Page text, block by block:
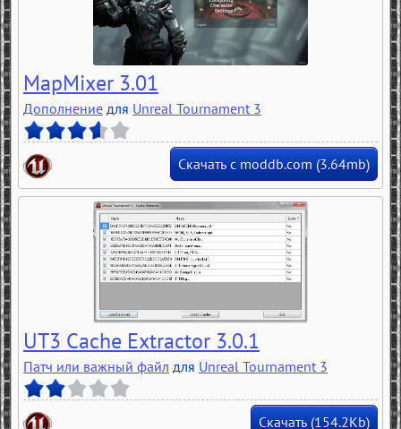
MapMixer 3.01
Дополнение для Unreal Tournament 3
Скачать с moddb.com (3.64mb)
UT3 Cache Extractor 3.0.1
Патч или важный файл для Unreal Tournament 3
Скачать (154.2Kb)